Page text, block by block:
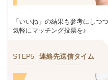
「いいね」の結果も参考にしつつ
気軽にマッチング投票を♪
STEP5 連絡先送信タイム